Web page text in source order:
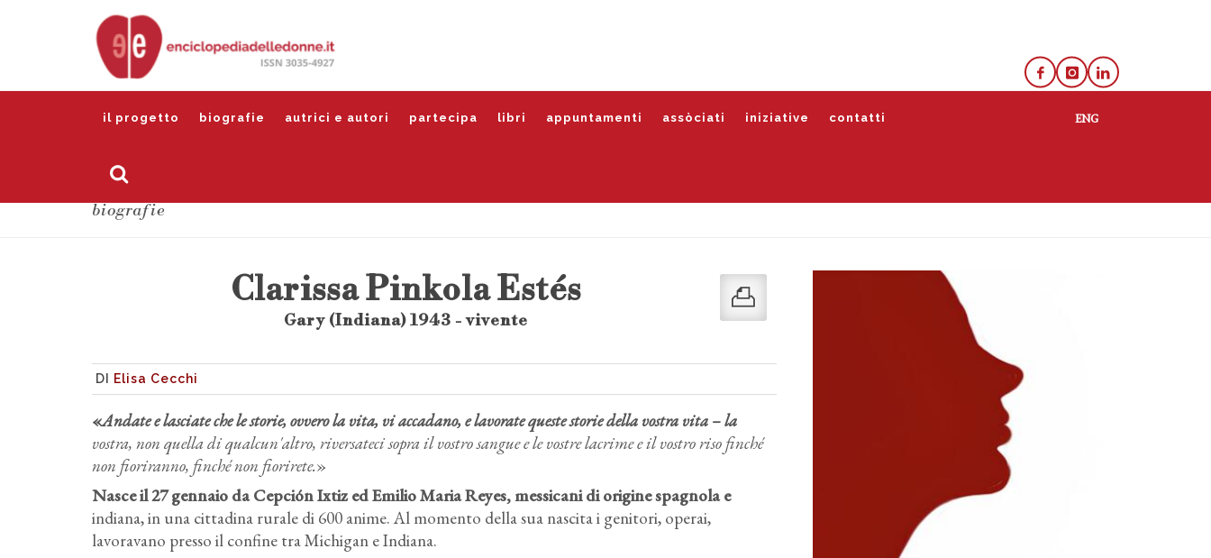
il progetto biografie autrici e autori partecipa libri appuntamenti assòciati iniziative contatti
biografie
Clarissa Pinkola Estés
Gary (Indiana) 1943 - vivente
DI Elisa Cecchi
«Andate e lasciate che le storie, ovvero la vita, vi accadano, e lavorate queste storie della vostra vita – la
vostra, non quella di qualcun'altro, riversateci sopra il vostro sangue e le vostre lacrime e il vostro riso finché
non fioriranno, finché non fiorirete.»
Nasce il 27 gennaio da Cepción Ixtiz ed Emilio Maria Reyes, messicani di origine spagnola e
indiana, in una cittadina rurale di 600 anime. Al momento della sua nascita i genitori, operai,
lavoravano presso il confine tra Michigan e Indiana.